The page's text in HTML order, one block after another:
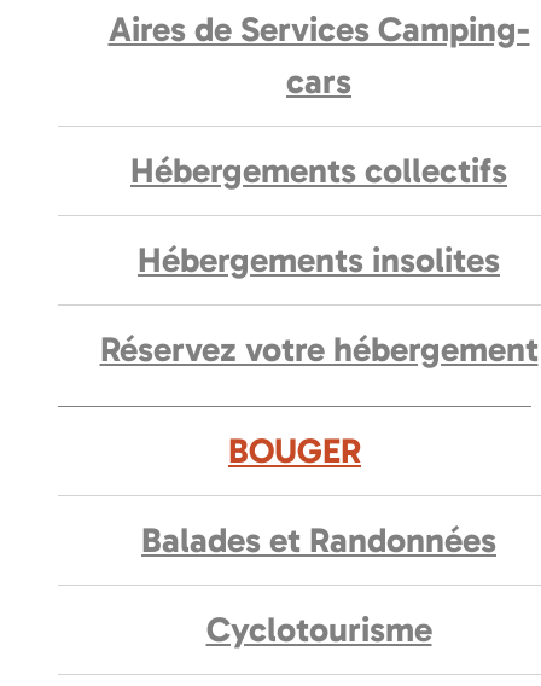
Aires de Services Camping-
cars
Hébergements collectifs
Hébergements insolites
Réservez votre hébergement
BOUGER
Balades et Randonnées
Cyclotourisme